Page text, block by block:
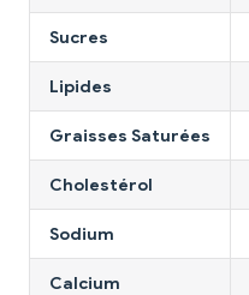
Sucres
Lipides
Graisses Saturées
Cholestérol
Sodium
Calcium